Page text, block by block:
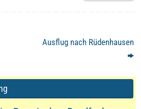
Ausflug nach Rüdenhausen